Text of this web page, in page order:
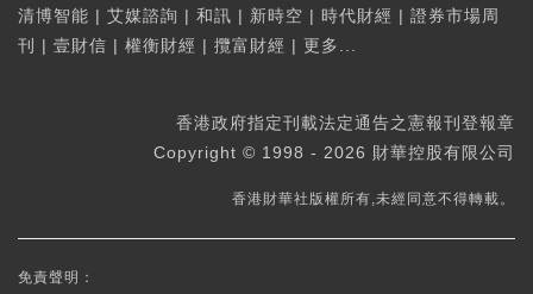
清博智能 | 艾媒諮詢 | 和訊 | 新時空 | 時代財經 | 證券市場周
刊
| 壹財信 | 權衡財經 | 攬富財經 | 更多...
香港政府指定刊載法定通告之憲報刊登報章
Copyright © 1998 - 2026 財華控股有限公司
香港財華社版權所有,未經同意不得轉載。
免責聲明：